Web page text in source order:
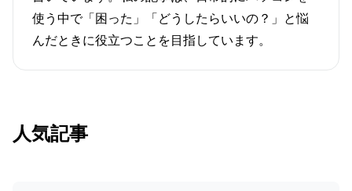
使う中で「困った」「どうしたらいいの？」と悩
んだときに役立つことを目指しています。
人気記事